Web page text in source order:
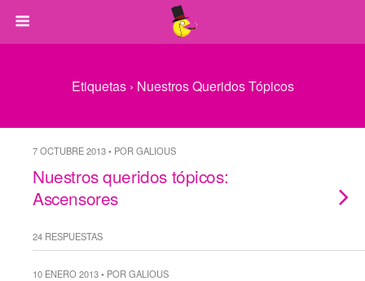
Etiquetas › Nuestros Queridos Tópicos
7 OCTUBRE 2013 • POR GALIOUS
Nuestros queridos tópicos:
Ascensores
24 RESPUESTAS
10 ENERO 2013 • POR GALIOUS